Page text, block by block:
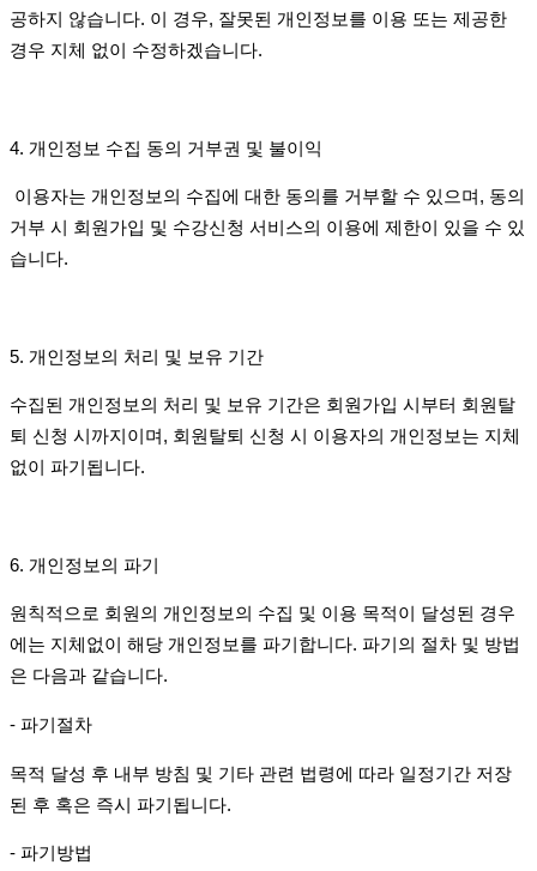
공하지 않습니다. 이 경우, 잘못된 개인정보를 이용 또는 제공한
경우 지체 없이 수정하겠습니다.
4. 개인정보 수집 동의 거부권 및 불이익
이용자는 개인정보의 수집에 대한 동의를 거부할 수 있으며 , 동의
거부 시 회원가입 및 수강신청 서비스의 이용에 제한이 있을 수 있
습니다.
5. 개인정보의 처리 및 보유 기간
수집된 개인정보의 처리 및 보유 기간은 회원가입 시부터 회원탈
퇴 신청 시까지이며 , 회원탈퇴 신청 시 이용자의 개인정보는 지체
없이 파기됩니다.
6. 개인정보의 파기
원칙적으로 회원의 개인정보의 수집 및 이용 목적이 달성된 경우
에는 지체없이 해당 개인정보를 파기합니다. 파기의 절차 및 방법
은 다음과 같습니다.
- 파기절차
목적 달성 후 내부 방침 및 기타 관련 법령에 따라 일정기간 저장
된 후 혹은 즉시 파기됩니다.
- 파기방법